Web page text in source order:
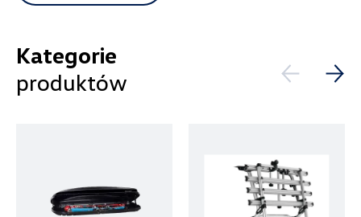
Kategorie
produktów
+48 413 350 222
czesci@vwautocentrum.com.pl